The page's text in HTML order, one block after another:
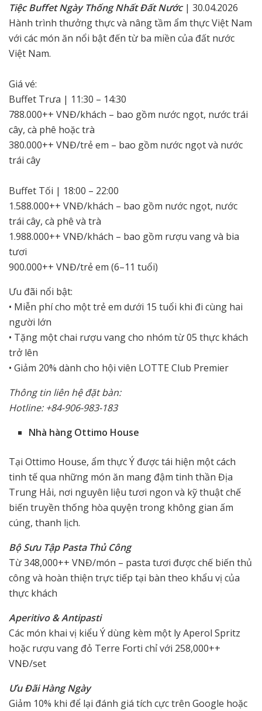
Tiệc Buffet Ngày Thống Nhất Đất Nước| 30.04.2026
Hành trình thưởng thực và nâng tầm ẩm thực Việt Nam
với các món ăn nổi bật đến từ ba miền của đất nước
Việt Nam.
Giá vé:
Buffet Trưa | 11:30 – 14:30
788.000++ VNĐ/khách – bao gồm nước ngọt, nước trái
cây, cà phê hoặc trà
380.000++ VNĐ/trẻ em – bao gồm nước ngọt và nước
trái cây
Buffet Tối | 18:00 – 22:00
1.588.000++ VNĐ/khách – bao gồm nước ngọt, nước
trái cây, cà phê và trà
1.988.000++ VNĐ/khách – bao gồm rượu vang và bia
tươi
900.000++ VNĐ/trẻ em (6–11 tuổi)
Ưu đãi nổi bật:
• Miễn phí cho một trẻ em dưới 15 tuổi khi đi cùng hai
người lớn
• Tặng một chai rượu vang cho nhóm từ 05 thực khách
trở lên
• Giảm 20% dành cho hội viên LOTTE Club Premier
Thông tin liên hệ đặt bàn:
Hotline: +84-906-983-183
Nhà hàng Ottimo House
Tại Ottimo House, ẩm thực Ý được tái hiện một cách
tinh tế qua những món ăn mang đậm tinh thần Địa
Trung Hải, nơi nguyên liệu tươi ngon và kỹ thuật chế
biến truyền thống hòa quyện trong không gian ấm
cúng, thanh lịch.
Bộ Sưu Tập Pasta Thủ Công
Từ 348,000++ VNĐ/món – pasta tươi được chế biến thủ
công và hoàn thiện trực tiếp tại bàn theo khẩu vị của
thực khách
Aperitivo & Antipasti
Các món khai vị kiểu Ý dùng kèm một ly Aperol Spritz
hoặc rượu vang đỏ Terre Forti chỉ với 258,000++
VNĐ/set
Ưu Đãi Hàng Ngày
Giảm 10% khi để lại đánh giá tích cực trên Google hoặc